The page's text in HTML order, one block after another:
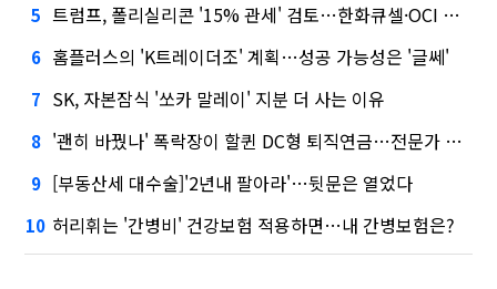
5 트럼프, 폴리실리콘 '15% 관세' 검토…한화큐셀·OCI 영향은?
6 홈플러스의 'K트레이더조' 계획…성공 가능성은 '글쎄'
7 SK, 자본잠식 '쏘카 말레이' 지분 더 사는 이유
8 '괜히 바꿨나' 폭락장이 할퀸 DC형 퇴직연금…전문가 조언은
9 [부동산세 대수술]'2년내 팔아라'…뒷문은 열었다
10 허리휘는 '간병비' 건강보험 적용하면…내 간병보험은?